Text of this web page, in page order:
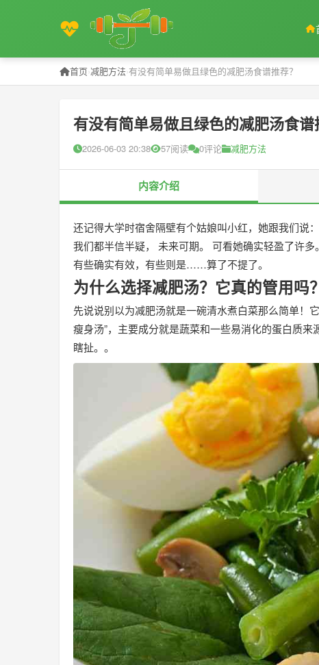
首页›减肥方法›有没有简单易做且绿色的减肥汤食谱推荐？
有没有简单易做且绿色的减肥汤食谱
2026-06-03 20:38 57阅读 0评论 减肥方法
内容介绍
还记得大学时宿舍隔壁有个姑娘叫小红，她跟我们说
我们都半信半疑， 未来可期。 可看她确实轻盈了许
有些确实有效，有些则是……算了不提了。
为什么选择减肥汤？它真的管用吗？
先说说别以为减肥汤就是一碗清水煮白菜那么简单！
瘦身汤”，主要成分就是蔬菜和一些易消化的蛋白质
瞎扯。。